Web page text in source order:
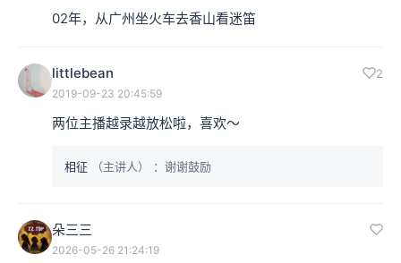
一个rocker呢？它变成了一个难题。
的，你是没有办法去打开摇滚乐的大门的。并不是所有的
我也想唱摇滚、弹吉他、打鼓，是一种非常本能的生理上
02年，从广州坐火车去香山看迷笛
littlebean 2
2019-09-23 20:45:59
两位主播越录越放松啦，喜欢～
相征 （主讲人） ：谢谢鼓励
朵三三
2026-05-26 21:24:19